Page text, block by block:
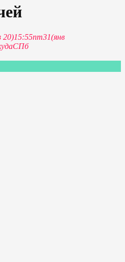
20)15:55пт31(янв
СПб